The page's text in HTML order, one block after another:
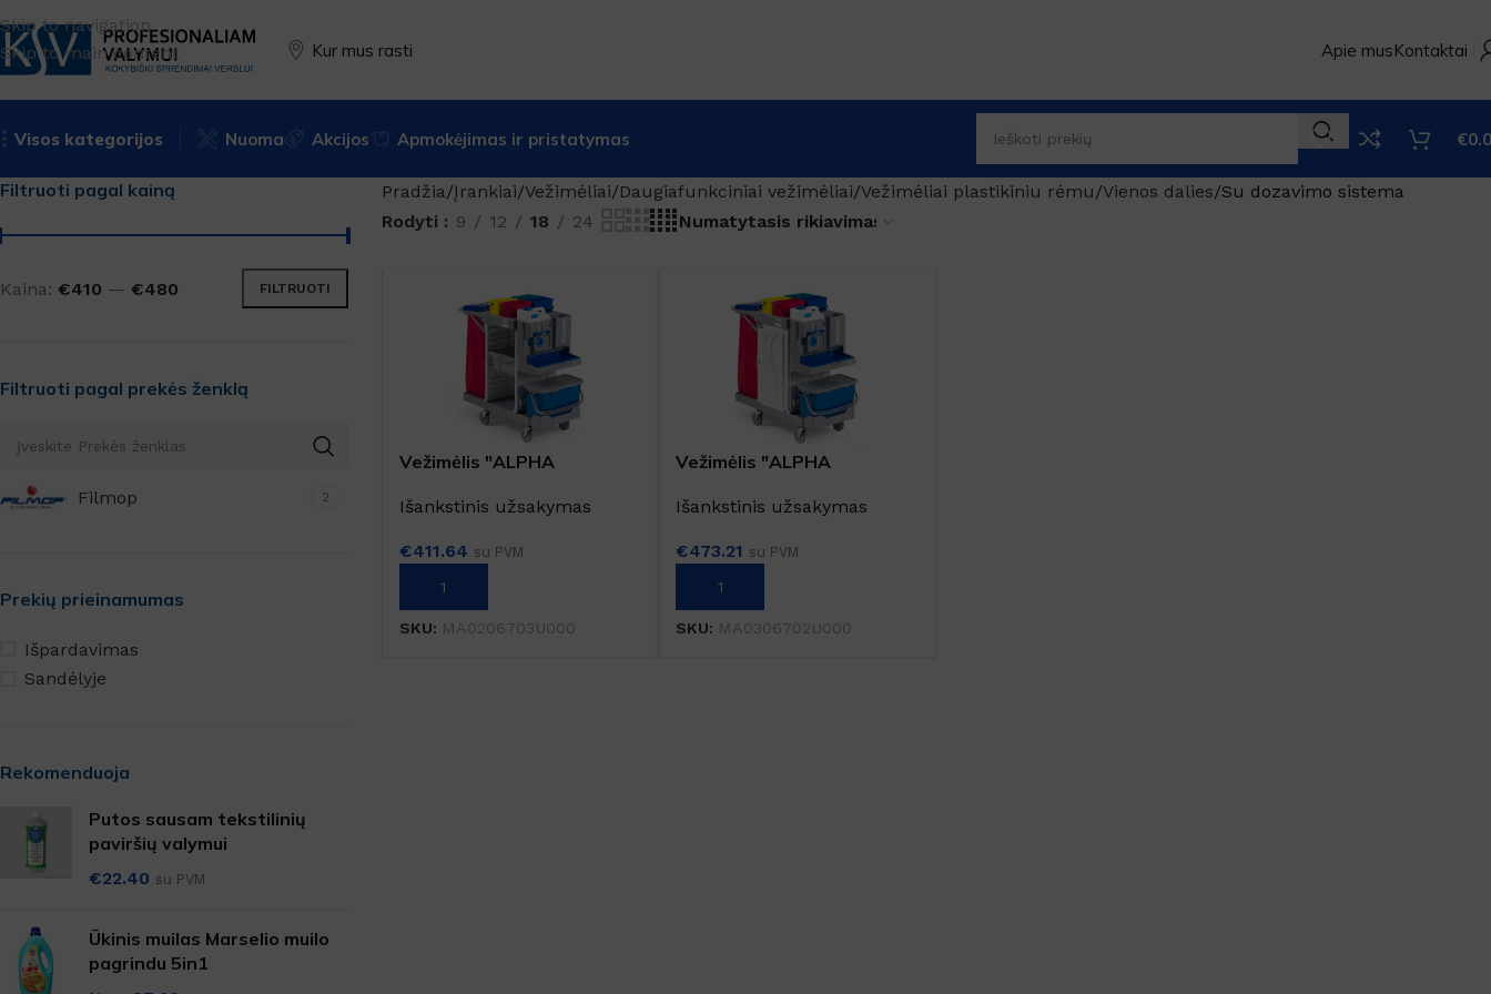
Skip to navigation
Skip to main content
Kur mus rasti Apie musKontaktai
Visos kategorijos Nuoma Akcijos Apmokėjimas ir pristatymas €
Filtruoti pagal kainą
FILTRUOTI
Kaina: €410 — €480
Filtruoti pagal prekės ženklą
Filmop 2
Prekių prieinamumas
Išpardavimas
Sandėlyje
Rekomenduoja
Putos sausam tekstilinių
paviršių valymui
€22.40 su PVM
Ūkinis muilas Marselio muilo
pagrindu 5in1
Pradžia Įrankiai Vežimėliai Daugiafunkciniai vežimėliai Vežimėliai plastikiniu rėmu Vienos dalies Su dozavimo sistema
Rodyti
9 12 18 24
Vežimėlis "ALPHA
Išankstinis užsakymas
€411.64 su PVM
Į KREPŠELĮ
SKU: MA0206703U000
Vežimėlis "ALPHA
Išankstinis užsakymas
€473.21 su PVM
Į KREPŠELĮ
SKU: MA0306702U000